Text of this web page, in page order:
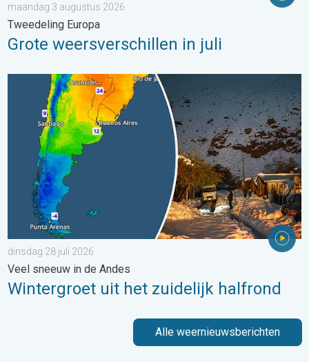
maandag 3 augustus 2026
Tweedeling Europa
Grote weersverschillen in juli
Wintergroet uit het zuidelijk halfrond. Veel sneeuw in de
dinsdag 28 juli 2026
Veel sneeuw in de Andes
Wintergroet uit het zuidelijk halfrond
Alle weernieuwsberichten